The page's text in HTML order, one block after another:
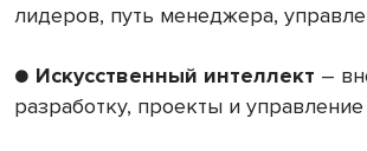
лидеров, путь менеджера,
● Искусственный интеллект –
разработку, проекты и